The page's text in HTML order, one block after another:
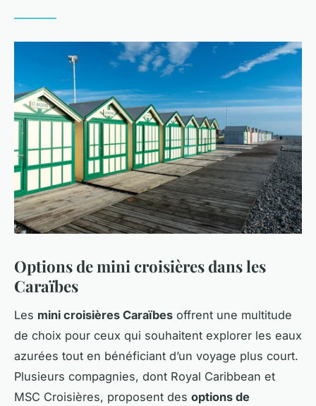
Options de mini croisières dans les
Caraïbes
Les mini croisières Caraïbes offrent une multitude
de choix pour ceux qui souhaitent explorer les eaux
azurées tout en bénéficiant d’un voyage plus court.
Plusieurs compagnies, dont Royal Caribbean et
MSC Croisières, proposent des options de